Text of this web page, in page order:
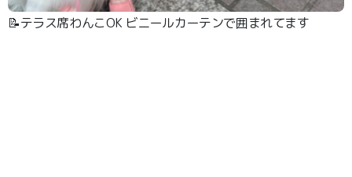
📝テラス席わんこOK ビニールカーテンで囲まれてます